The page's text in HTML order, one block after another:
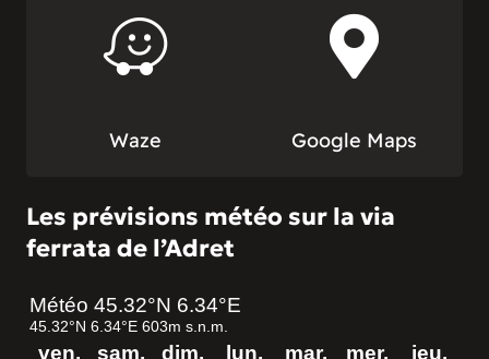
Waze Google Maps
Les prévisions météo sur la via
ferrata de l’Adret